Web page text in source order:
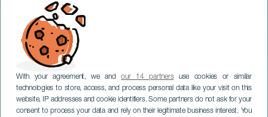
With your agreement, we andour 14 partnersuse cookies or similar
technologies to store, access, and process personal data like your visit on this
website, IP addresses and cookie identifiers. Some partners do not ask for your
consent to process your data and rely on their legitimate business interest. You
ТЕНЕРИФЕ